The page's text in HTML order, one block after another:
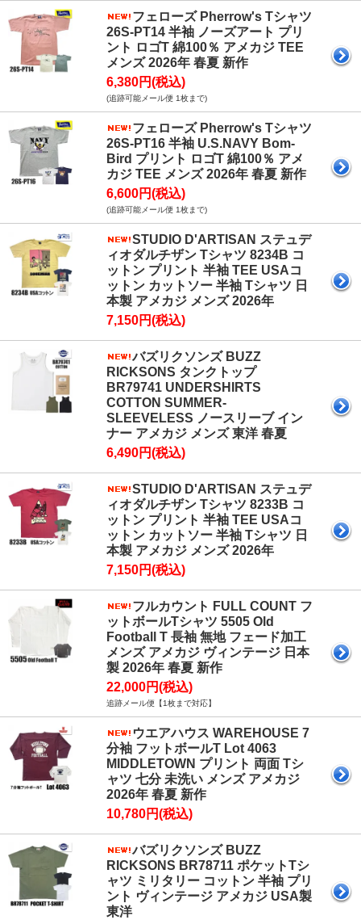
フェローズ Pherrow's Tシャツ
26S-PT14 半袖 ノーズアート プリ
ント ロゴT 綿100％ アメカジ TEE
メンズ 2026年 春夏 新作
6,380円(税込)
(追跡可能メール便 1枚まで)
フェローズ Pherrow's Tシャツ
26S-PT16 半袖 U.S.NAVY Bom-
Bird プリント ロゴT 綿100％ アメ
カジ TEE メンズ 2026年 春夏 新作
6,600円(税込)
(追跡可能メール便 1枚まで)
STUDIO D'ARTISAN ステュデ
ィオダルチザン Tシャツ 8234B コ
ットン プリント 半袖 TEE USAコ
ットン カットソー 半袖 Tシャツ 日
本製 アメカジ メンズ 2026年
7,150円(税込)
バズリクソンズ BUZZ
RICKSONS タンクトップ
BR79741 UNDERSHIRTS
COTTON SUMMER-
SLEEVELESS ノースリーブ イン
ナー アメカジ メンズ 東洋 春夏
6,490円(税込)
STUDIO D'ARTISAN ステュデ
ィオダルチザン Tシャツ 8233B コ
ットン プリント 半袖 TEE USAコ
ットン カットソー 半袖 Tシャツ 日
本製 アメカジ メンズ 2026年
7,150円(税込)
フルカウント FULL COUNT フ
ットボールTシャツ 5505 Old
Football T 長袖 無地 フェード加工
メンズ アメカジ ヴィンテージ 日本
製 2026年 春夏 新作
22,000円(税込)
追跡メール便【1枚まで対応】
ウエアハウス WAREHOUSE 7
分袖 フットボールT Lot 4063
MIDDLETOWN プリント 両面 Tシ
ャツ 七分 未洗い メンズ アメカジ
2026年 春夏 新作
10,780円(税込)
バズリクソンズ BUZZ
RICKSONS BR78711 ポケットTシ
ャツ ミリタリー コットン 半袖 プリ
ント ヴィンテージ アメカジ USA製
東洋